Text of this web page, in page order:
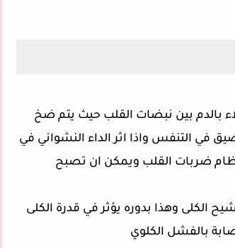
بالدم بين نبضات القلب حيث يتم ضخ
في التنفس واذا اثر الداء النشواني في
ضربات القلب ويمكن ان تصبح
الكلى وهذا بدوره يؤثر في قدرة الكلى
بالفشل الكلوي